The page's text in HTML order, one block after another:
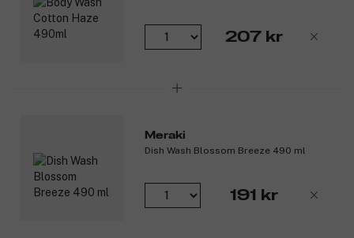
207 kr
Meraki
Dish Wash Blossom Breeze 490 ml
191 kr